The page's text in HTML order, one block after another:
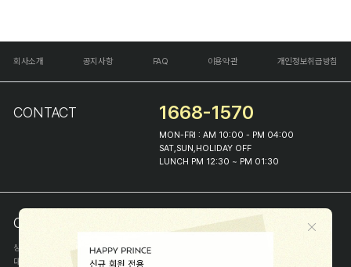
회사소개 공지사항 FAQ 이용약관 개인정보취급방침
CONTACT 1668-1570
MON-FRI : AM 10:00 - PM 04:00
SAT,SUN,HOLIDAY OFF
LUNCH PM 12:30 ~ PM 01:30
COMPANY INFO
상호
(주)해피프린스
대표
이화진